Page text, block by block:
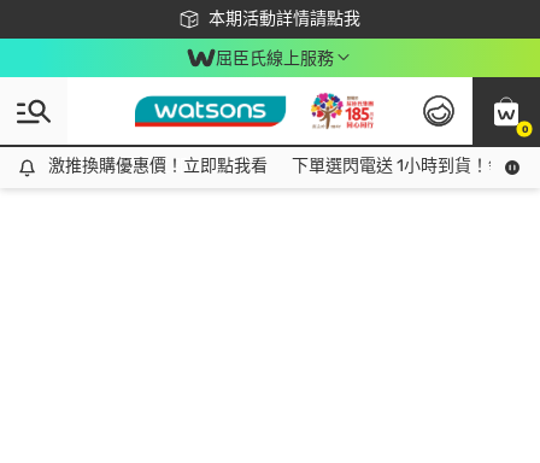
本期活動詳情請點我
下載app最高回饋$350
屈臣氏線上服務
0
激推換購優惠價！立即點我看
激推換購優惠價！立即點我看 下單選閃電送 1小時到貨！領神